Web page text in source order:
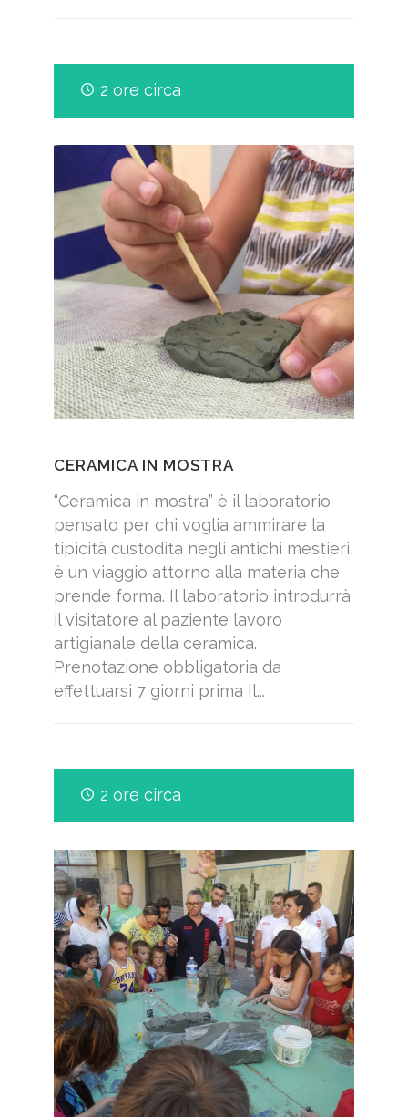
2 ore circa
CERAMICA IN MOSTRA
“Ceramica in mostra” è il laboratorio
pensato per chi voglia ammirare la
tipicità custodita negli antichi mestieri,
è un viaggio attorno alla materia che
prende forma. Il laboratorio introdurrà
il visitatore al paziente lavoro
artigianale della ceramica.
Prenotazione obbligatoria da
effettuarsi 7 giorni prima Il...
2 ore circa